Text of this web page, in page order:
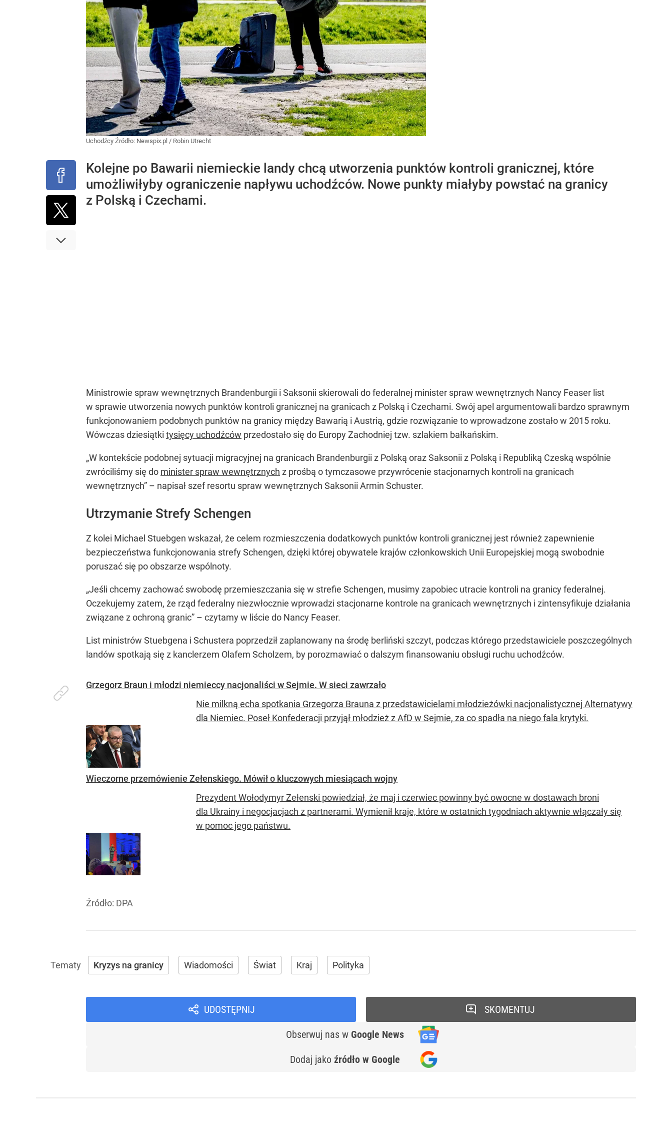
Uchodźcy Źródło: Newspix.pl / Robin Utrecht
Kolejne po Bawarii niemieckie landy chcą utworzenia punktów kontroli granicznej, które
umożliwiłyby ograniczenie napływu uchodźców. Nowe punkty miałyby powstać na granicy
z Polską i Czechami.
Ministrowie spraw wewnętrznych Brandenburgii i Saksonii skierowali do federalnej minister spraw wewnętrznych Nancy Feaser list
w sprawie utworzenia nowych punktów kontroli granicznej na granicach z Polską i Czechami. Swój apel argumentowali bardzo sprawnym
funkcjonowaniem podobnych punktów na granicy między Bawarią i Austrią, gdzie rozwiązanie to wprowadzone zostało w 2015 roku.
Wówczas dziesiątki tysięcy uchodźców przedostało się do Europy Zachodniej tzw. szlakiem bałkańskim.
„W kontekście podobnej sytuacji migracyjnej na granicach Brandenburgii z Polską oraz Saksonii z Polską i Republiką Czeską wspólnie
zwróciliśmy się do minister spraw wewnętrznych z prośbą o tymczasowe przywrócenie stacjonarnych kontroli na granicach
wewnętrznych” – napisał szef resortu spraw wewnętrznych Saksonii Armin Schuster.
Utrzymanie Strefy Schengen
Z kolei Michael Stuebgen wskazał, że celem rozmieszczenia dodatkowych punktów kontroli granicznej jest również zapewnienie
bezpieczeństwa funkcjonowania strefy Schengen, dzięki której obywatele krajów członkowskich Unii Europejskiej mogą swobodnie
poruszać się po obszarze wspólnoty.
„Jeśli chcemy zachować swobodę przemieszczania się w strefie Schengen, musimy zapobiec utracie kontroli na granicy federalnej.
Oczekujemy zatem, że rząd federalny niezwłocznie wprowadzi stacjonarne kontrole na granicach wewnętrznych i zintensyfikuje działania
związane z ochroną granic” – czytamy w liście do Nancy Feaser.
List ministrów Stuebgena i Schustera poprzedził zaplanowany na środę berliński szczyt, podczas którego przedstawiciele poszczególnych
landów spotkają się z kanclerzem Olafem Scholzem, by porozmawiać o dalszym finansowaniu obsługi ruchu uchodźców.
Grzegorz Braun i młodzi niemieccy nacjonaliści w Sejmie. W sieci zawrzało
Nie milkną echa spotkania Grzegorza Brauna z przedstawicielami młodzieżówki nacjonalistycznej Alternatywy
dla Niemiec. Poseł Konfederacji przyjął młodzież z AfD w Sejmie, za co spadła na niego fala krytyki.
Wieczorne przemówienie Zełenskiego. Mówił o kluczowych miesiącach wojny
Prezydent Wołodymyr Zełenski powiedział, że maj i czerwiec powinny być owocne w dostawach broni
dla Ukrainy i negocjacjach z partnerami. Wymienił kraje, które w ostatnich tygodniach aktywnie włączały się
w pomoc jego państwu.
Źródło: DPA
Kryzys na granicy Wiadomości Świat Kraj Polityka
UDOSTĘPNIJ
Obserwuj nas w Google News
Dodaj jako źródło w Google
SKOMENTUJ